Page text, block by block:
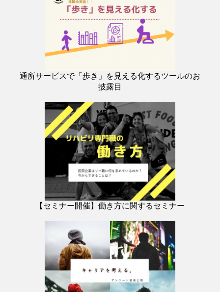
通所サービスで「歩き」を見える化するツールのお
披露目
【セミナー開催】働き方に関するセミナー